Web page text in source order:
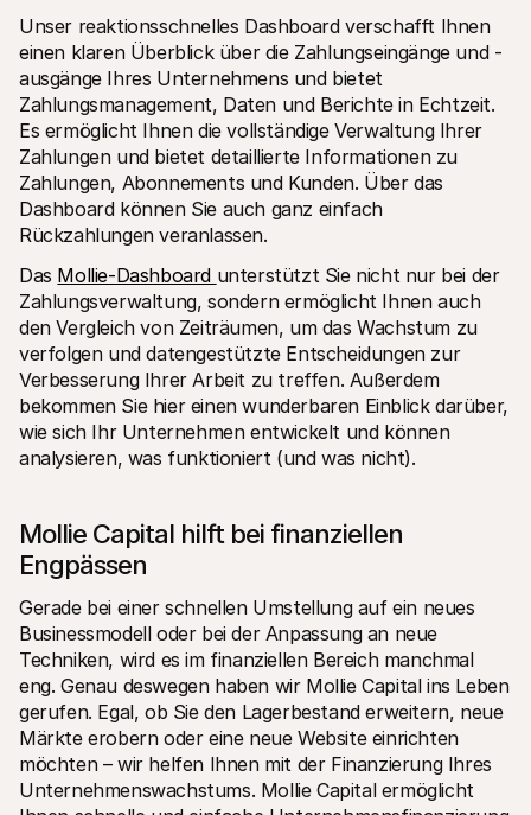
Unser reaktionsschnelles Dashboard verschafft Ihnen
einen klaren Überblick über die Zahlungseingänge und -
ausgänge Ihres Unternehmens und bietet
Zahlungsmanagement, Daten und Berichte in Echtzeit.
Es ermöglicht Ihnen die vollständige Verwaltung Ihrer
Zahlungen und bietet detaillierte Informationen zu
Zahlungen, Abonnements und Kunden. Über das
Dashboard können Sie auch ganz einfach
Rückzahlungen veranlassen.
Das Mollie-Dashboard unterstützt Sie nicht nur bei der
Zahlungsverwaltung, sondern ermöglicht Ihnen auch
den Vergleich von Zeiträumen, um das Wachstum zu
verfolgen und datengestützte Entscheidungen zur
Verbesserung Ihrer Arbeit zu treffen. Außerdem
bekommen Sie hier einen wunderbaren Einblick darüber,
wie sich Ihr Unternehmen entwickelt und können
analysieren, was funktioniert (und was nicht).
Mollie Capital hilft bei finanziellen
Engpässen
Gerade bei einer schnellen Umstellung auf ein neues
Businessmodell oder bei der Anpassung an neue
Techniken, wird es im finanziellen Bereich manchmal
eng. Genau deswegen haben wir Mollie Capital ins Leben
gerufen. Egal, ob Sie den Lagerbestand erweitern, neue
Märkte erobern oder eine neue Website einrichten
möchten – wir helfen Ihnen mit der Finanzierung Ihres
Unternehmenswachstums. Mollie Capital ermöglicht